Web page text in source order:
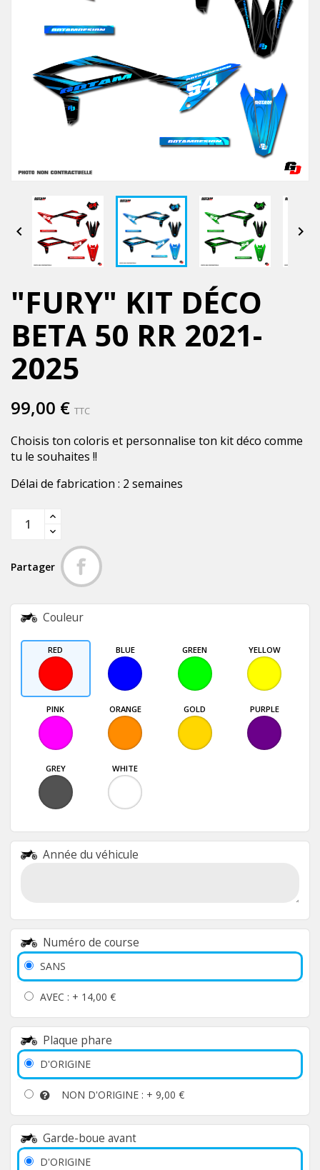
 
"FURY" KIT DÉCO
BETA 50 RR 2021-
2025
99,00 € TTC
Choisis ton coloris et personnalise ton kit déco comme
tu le souhaites !!
Délai de fabrication : 2 semaines
Partager
Couleur
RED BLUE GREEN YELLOW
PINK ORANGE GOLD PURPLE
GREY WHITE
Année du véhicule
Numéro de course
SANS
AVEC : + 14,00 €
Plaque phare
D'ORIGINE
NON D'ORIGINE : + 9,00 €
Garde-boue avant
D'ORIGINE